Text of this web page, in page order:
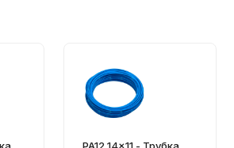
PA12 14x11 - Трубка